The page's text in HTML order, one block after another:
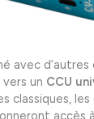
avec
un CCU
classiques,
accès